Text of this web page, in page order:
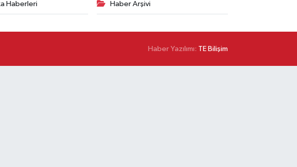
Haberleri Haber Arşivi
Haber Yazılımı: TE Bilişim